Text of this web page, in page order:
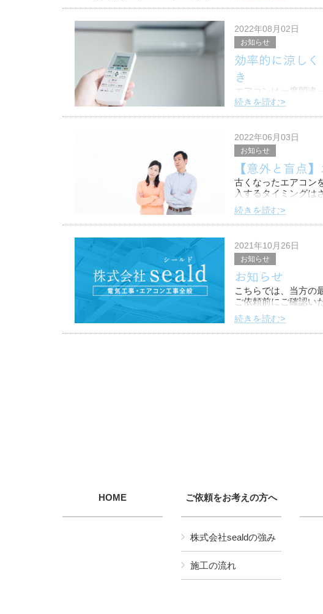
LINEでのやり取りで
2022年08月02日
お知らせ
効率的に涼し
き
エアコンは一度間違
んどできないので、
続きを読む>
2022年06月03日
お知らせ
【意外と盲点
古くなったエアコン
入するタイミングは
しかし、日常的に使
ンは意外と未知の領
続きを読む>
2021年10月26日
お知らせ
お知らせ
こちらでは、当方の
ご依頼前にご確認い
続きを読む>
HOME ご依頼をお考えの方へ
株式会社sealdの強み
施工の流れ